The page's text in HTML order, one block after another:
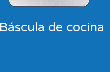
Báscula de cocina